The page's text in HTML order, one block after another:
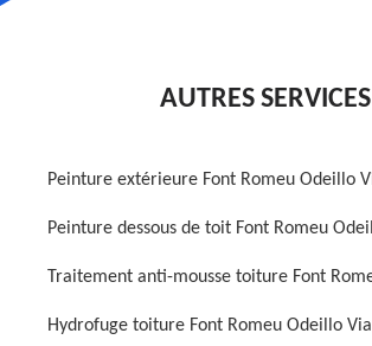
AUTRES SERVICES
Peinture extérieure Font Romeu Odeillo
Peinture dessous de toit Font Romeu
Traitement anti-mousse toiture Font
Hydrofuge toiture Font Romeu Odeillo Via